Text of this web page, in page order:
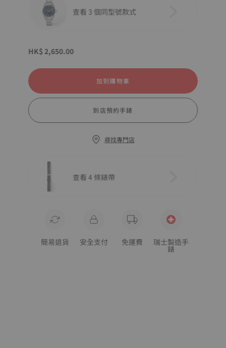
查看 3 個同型號款式
HK$ 2,650.00
加到購物車
到店預約手錶
尋找專門店
查看 4 條錶帶
簡易退貨 安全支付 免運費 瑞士製造手
錶